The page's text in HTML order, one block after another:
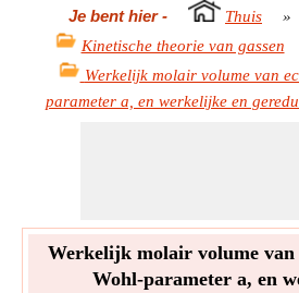
Je bent hier- Thuis »
Kinetische theorie van gassen
Werkelijk molair volume van
parameter a, en werkelijke en
Werkelijk molair volume van
Wohl-parameter a, en